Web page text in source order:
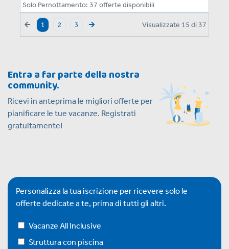
Solo Pernottamento: 37 offerte disponibili
1 2 3 Visualizzate 15 di 37
Entra a far parte della nostra
community.
Ricevi in anteprima le migliori offerte per
pianificare le tue vacanze. Registrati
gratuitamente!
Personalizza la tua iscrizione per ricevere solo le
offerte dedicate a te, prima di tutti gli altri.
Vacanze All Inclusive
Struttura con piscina